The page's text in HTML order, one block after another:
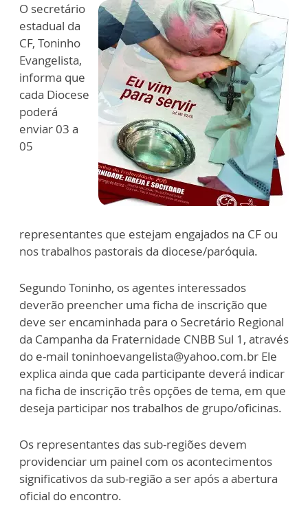
O secretário
estadual da
CF, Toninho
Evangelista,
informa que
cada Diocese
poderá
enviar 03 a
05
representantes que estejam engajados na CF ou
nos trabalhos pastorais da diocese/paróquia.
Segundo Toninho, os agentes interessados
deverão preencher uma ficha de inscrição que
deve ser encaminhada para o Secretário Regional
da Campanha da Fraternidade CNBB Sul 1, através
do e-mail toninhoevangelista@yahoo.com.br Ele
explica ainda que cada participante deverá indicar
na ficha de inscrição três opções de tema, em que
deseja participar nos trabalhos de grupo/oficinas.
Os representantes das sub-regiões devem
providenciar um painel com os acontecimentos
significativos da sub-região a ser após a abertura
oficial do encontro.